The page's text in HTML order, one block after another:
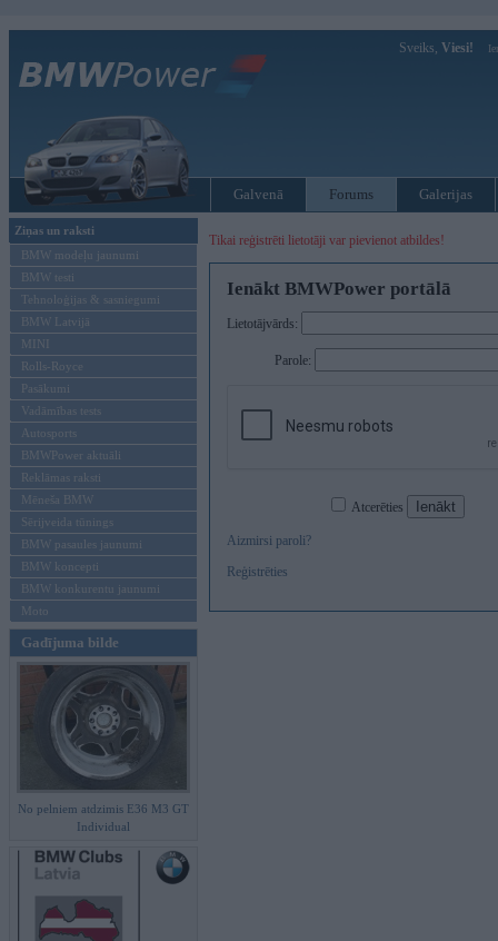
Sveiks, Viesi!
Galvenā Forums Galerijas
Ziņas un raksti
BMW modeļu jaunumi
BMW testi
Tehnoloģijas & sasniegumi
BMW Latvijā
MINI
Rolls-Royce
Pasākumi
Vadāmības tests
Autosports
BMWPower aktuāli
Reklāmas raksti
Mēneša BMW
Sērijveida tūnings
BMW pasaules jaunumi
BMW koncepti
BMW konkurentu jaunumi
Moto
Gadījuma bilde
No pelniem atdzimis E36 M3 GT
Individual
Tikai reģistrēti lietotāji var pievienot atbildes!
Ienākt BMWPower portālā
Lietotājvārds:
Parole:
Atcerēties
Aizmirsi paroli?
Reģistrēties